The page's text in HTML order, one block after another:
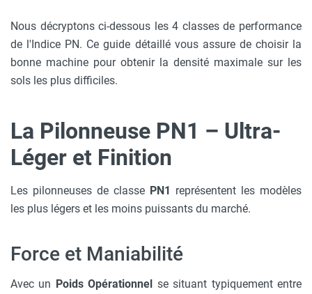
Nous décryptons ci-dessous les 4 classes de performance
de l'Indice PN. Ce guide détaillé vous assure de choisir la
bonne machine pour obtenir la densité maximale sur les
sols les plus difficiles.
La Pilonneuse PN1 – Ultra-
Léger et Finition
Les pilonneuses de classe PN1 représentent les modèles
les plus légers et les moins puissants du marché.
Force et Maniabilité
Avec un Poids Opérationnel se situant typiquement entre